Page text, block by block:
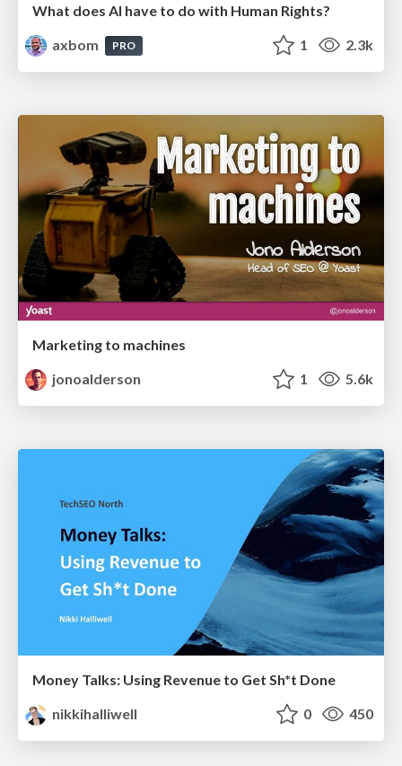
What does AI have to do with Human Rights?
axbom
PRO 1 2.3k
Marketing to machines
jonoalderson
1 5.6k
Money Talks: Using Revenue to Get Sh*t Done
nikkihalliwell
0 450